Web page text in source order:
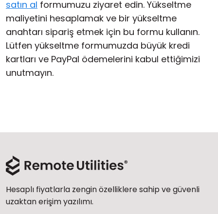
satın al formumuzu ziyaret edin. Yükseltme
maliyetini hesaplamak ve bir yükseltme
anahtarı sipariş etmek için bu formu kullanın.
Lütfen yükseltme formumuzda büyük kredi
kartları ve PayPal ödemelerini kabul ettiğimizi
unutmayın.
Hesaplı fiyatlarla zengin özelliklere sahip ve güvenli
uzaktan erişim yazılımı.